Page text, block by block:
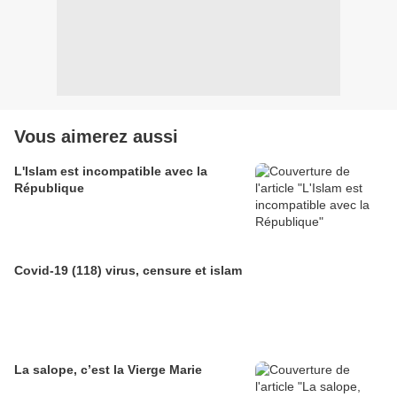
Vous aimerez aussi
L'Islam est incompatible avec la
République
Covid-19 (118) virus, censure et islam
La salope, c’est la Vierge Marie